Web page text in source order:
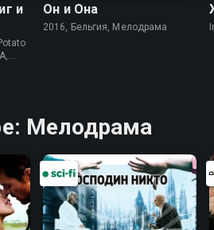
и
Он и Она
2016, Бельгия, Мелодрама
Мелодрама